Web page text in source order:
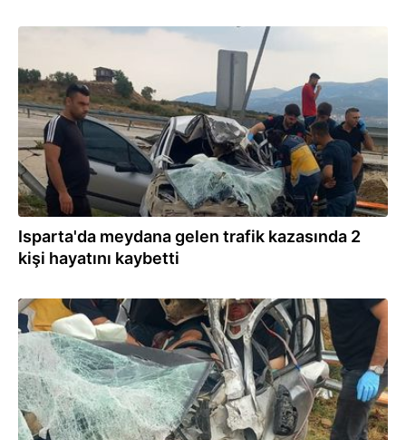
Isparta'da meydana gelen trafik kazasında 2
kişi hayatını kaybetti
25.07.2024